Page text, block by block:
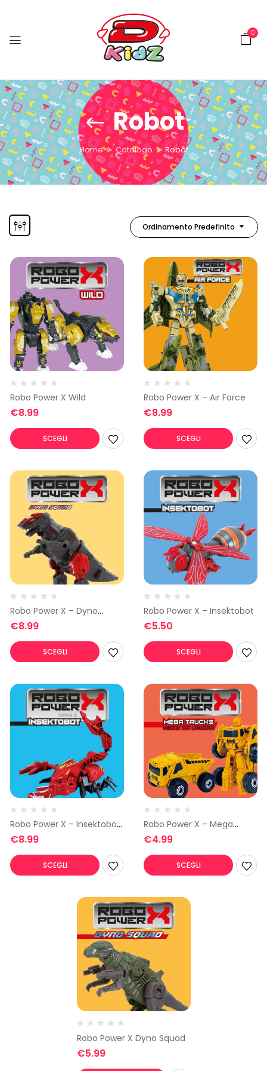
0
Robot
Home Catalogo Robot
Ordinamento Predefinito
Robo Power X Wild
€8.99
SCEGLI
Robo Power X – Air Force
€8.99
SCEGLI
Robo Power X – Dyno
Squad 3
€8.99
SCEGLI
Robo Power X – Insektobot
€5.50
SCEGLI
Robo Power X – Insektobot
2
€8.99
SCEGLI
Robo Power X – Mega
Trucks Mezzi da Lavoro
€4.99
SCEGLI
Robo Power X Dyno Squad
€5.99